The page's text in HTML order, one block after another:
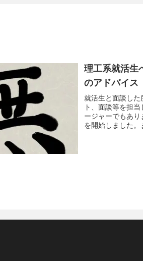
理工系就活生
のアドバイス
就活生と面談した
ト、面談等を担
ージャーでもあ
を開始しました。